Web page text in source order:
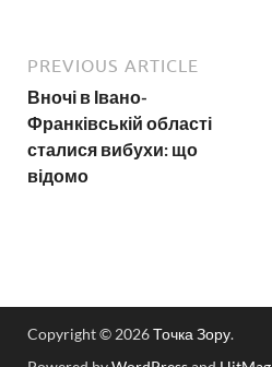
PREVIOUS ARTICLE
Вночі в Івано-
Франківській області
сталися вибухи: що
відомо
Copyright © 2026Точка Зору.